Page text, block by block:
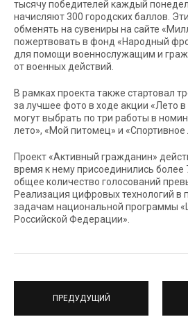
тысячу победителей каждый
начисляют 300 городских баллов.
обменять на сувениры на сайте
пожертвовать в фонд «Народный
для помощи военнослужащим и
от военных действий.
В рамках проекта также стартовал
за лучшее фото в ходе акции «Лето
могут выбрать по три работы в
лето», «Мой питомец» и «Спортивное
Проект «Активный гражданин»
время к нему присоединились более
общее количество голосований
Реализация цифровых технологий в
задачам национальной программы
Российской Федерации».
ПРЕДУДУЩИЙ